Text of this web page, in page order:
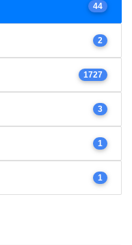
44
2
1727
3
1
1